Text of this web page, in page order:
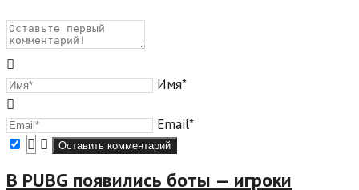
Имя*
Email*
В PUBG появились боты — игроки